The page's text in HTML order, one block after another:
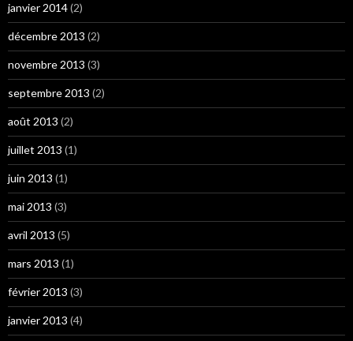
janvier 2014(2)
décembre 2013 (2)
novembre 2013 (3)
septembre 2013 (2)
août 2013 (2)
juillet 2013 (1)
juin 2013 (1)
mai 2013 (3)
avril 2013 (5)
mars 2013 (1)
février 2013 (3)
janvier 2013 (4)